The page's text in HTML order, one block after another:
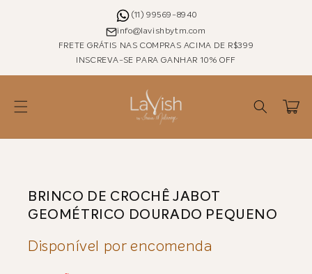
(11) 99569-8940
info@lavishbytm.com
FRETE GRÁTIS NAS COMPRAS ACIMA DE R$399
INSCREVA-SE PARA GANHAR 10% OFF
Carrinho
BRINCO DE CROCHÊ JABOT
GEOMÉTRICO DOURADO PEQUENO
Disponível por encomenda